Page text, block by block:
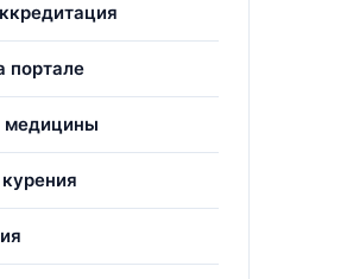
портале
медицины